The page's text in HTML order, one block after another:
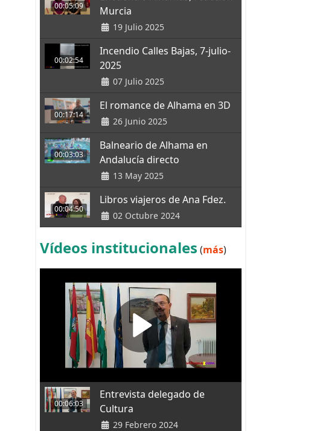
00:05:09
Murcia
19 Julio 2025
00:02:54
Incendio Calles Bajas, 7-julio-
2025
07 Julio 2025
00:17:14
El romance de Alhama en 3D
26 Junio 2025
00:03:03
Balneario de Alhama en
Andalucía directo
13 May 2025
00:04:50
Libros viajeros de Ana Fdez.
02 Octubre 2024
Vídeos institucionales (más)
00:06:03
Entrevista delegado de
Cultura
29 Febrero 2024